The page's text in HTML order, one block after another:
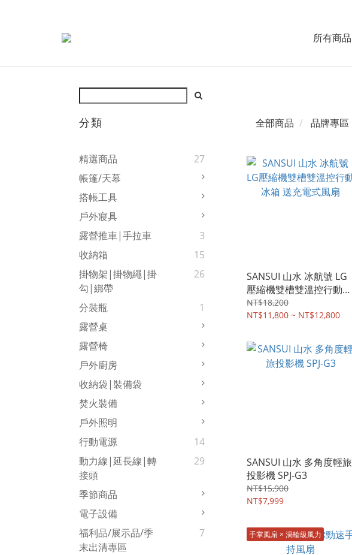
所有商品
分類
精選商品
27
帳篷/天幕
搭帳工具
戶外寢具
露營推車|手拉車
3
收納箱
15
掛物架|掛物繩|掛
勾|綁帶
26
分裝瓶
1
露營桌
露營椅
戶外廚房
收納袋|裝備袋
焚火裝備
戶外照明
行動電源
14
動力線|延長線|轉
接頭
29
季節商品
電子設備
福利品/展示品/季
末出清專區
7
全部商品 品牌專區
SANSUI 山水 冰航號 LG
壓縮機雙槽雙溫控行動冰
箱 送充電式風扇
NT$18,200
NT$11,800 ~ NT$12,800
SANSUI 山水 多角度輕旅
投影機 SPJ-G3
NT$15,900
NT$7,999
手掌風扇 × 渦輪級風力